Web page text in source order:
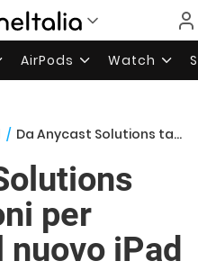
AirPods Watch
/ Da Anycast Solutions tante soluzioni per proteggere il nuovo iPad
per
iPad